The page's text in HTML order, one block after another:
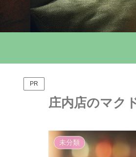
PR
庄内店のマク
未分類